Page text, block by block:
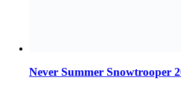
Never Summer Snowtrooper